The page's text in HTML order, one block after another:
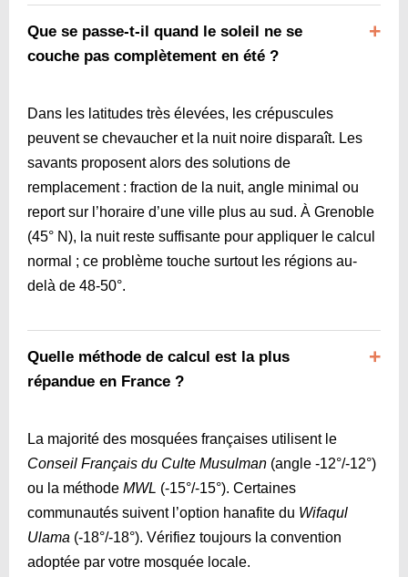
Que se passe-t-il quand le soleil ne se
couche pas complètement en été ?
Dans les latitudes très élevées, les crépuscules
peuvent se chevaucher et la nuit noire disparaît. Les
savants proposent alors des solutions de
remplacement : fraction de la nuit, angle minimal ou
report sur l’horaire d’une ville plus au sud. À Grenoble
(45° N), la nuit reste suffisante pour appliquer le calcul
normal ; ce problème touche surtout les régions au-
delà de 48-50°.
Quelle méthode de calcul est la plus
répandue en France ?
La majorité des mosquées françaises utilisent le
Conseil Français du Culte Musulman (angle -12°/-12°)
ou la méthode MWL (-15°/-15°). Certaines
communautés suivent l’option hanafite du Wifaqul
Ulama (-18°/-18°). Vérifiez toujours la convention
adoptée par votre mosquée locale.